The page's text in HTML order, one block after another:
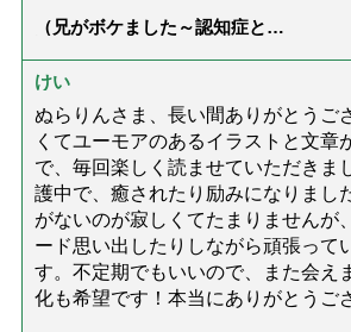
（兄がボケました～認知症と介
達』が届きました」）
けい
ぬらりんさま、長い間ありがとうご
くてユーモアのあるイラストと文章
で、毎回楽しく読ませていただきま
護中で、癒されたり励みになりまし
がないのが寂しくてたまりませんが
ード思い出したりしながら頑張って
す。不定期でもいいので、また会え
化も希望です！本当にありがとうご